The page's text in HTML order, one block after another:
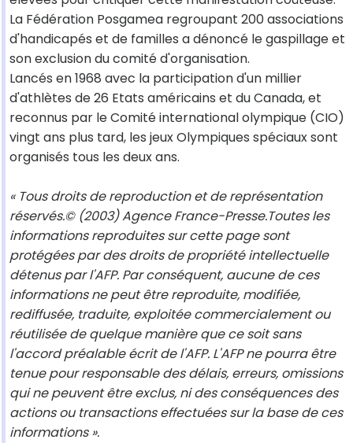
La Fédération Posgamea regroupant 200 associations
d'handicapés et de familles a dénoncé le gaspillage et
son exclusion du comité d'organisation.
Lancés en 1968 avec la participation d'un millier
d'athlètes de 26 Etats américains et du Canada, et
reconnus par le Comité international olympique (CIO)
vingt ans plus tard, les jeux Olympiques spéciaux sont
organisés tous les deux ans.
« Tous droits de reproduction et de représentation
réservés.© (2003) Agence France-Presse.Toutes les
informations reproduites sur cette page sont
protégées par des droits de propriété intellectuelle
détenus par l'AFP. Par conséquent, aucune de ces
informations ne peut être reproduite, modifiée,
rediffusée, traduite, exploitée commercialement ou
réutilisée de quelque manière que ce soit sans
l'accord préalable écrit de l'AFP. L'AFP ne pourra être
tenue pour responsable des délais, erreurs, omissions
qui ne peuvent être exclus, ni des conséquences des
actions ou transactions effectuées sur la base de ces
informations ».